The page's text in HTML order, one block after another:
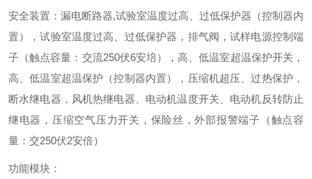
安全装置：漏电断路器,试验室温度过高、过低保护器（控制器内
置），试验室温度过高、过低保护器，排气阀，试样电源控制端
子（触点容量：交流250伏6安培），高、低温室超温保护开关，
高、低温室超温保护（控制器内置），压缩机超压、过热保护，
断水继电器，风机热继电器、电动机温度开关、电动机反转防止
继电器，压缩空气压力开关，保险丝，外部报警端子（触点容
量：交250伏2安倍）
功能模块：